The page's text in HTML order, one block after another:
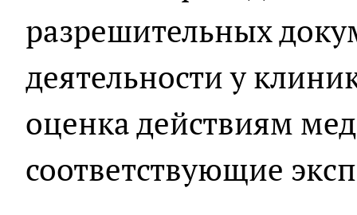
разрешительных
деятельности у
оценка действиям
соответствующие